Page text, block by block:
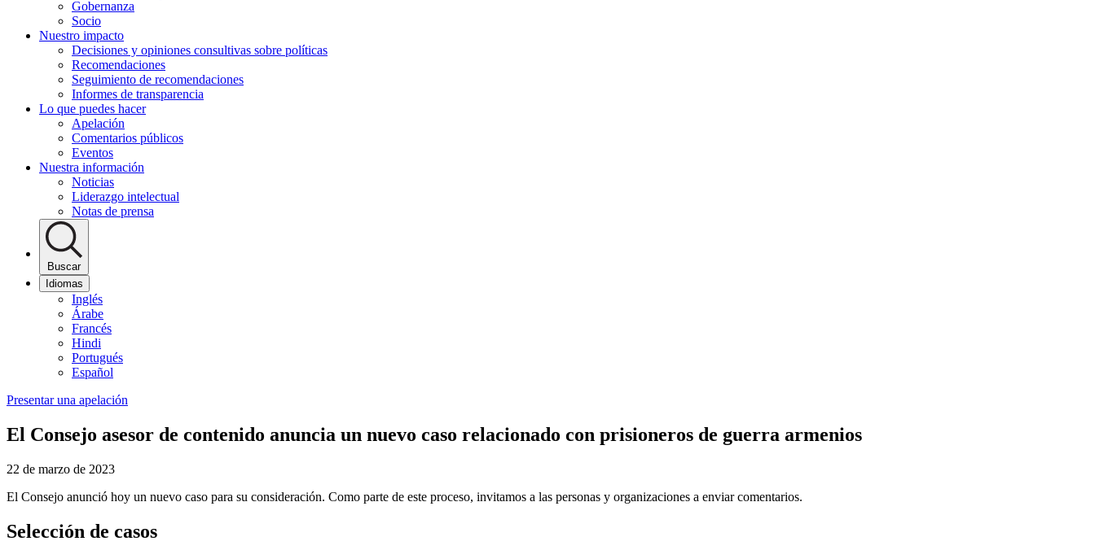
Gobernanza
Socio
Nuestro impacto
Decisiones y opiniones consultivas sobre políticas
Recomendaciones
Seguimiento de recomendaciones
Informes de transparencia
Lo que puedes hacer
Apelación
Comentarios públicos
Eventos
Nuestra información
Noticias
Liderazgo intelectual
Notas de prensa
Buscar
Idiomas
Inglés
Árabe
Francés
Hindi
Portugués
Español
Presentar una apelación
El Consejo asesor de contenido anuncia un nuevo caso relacionado con prisioneros de guerra armenios
22 de marzo de 2023
El Consejo anunció hoy un nuevo caso para su consideración. Como parte de este proceso, invitamos a las personas y organizaciones a enviar comentarios.
Selección de casos